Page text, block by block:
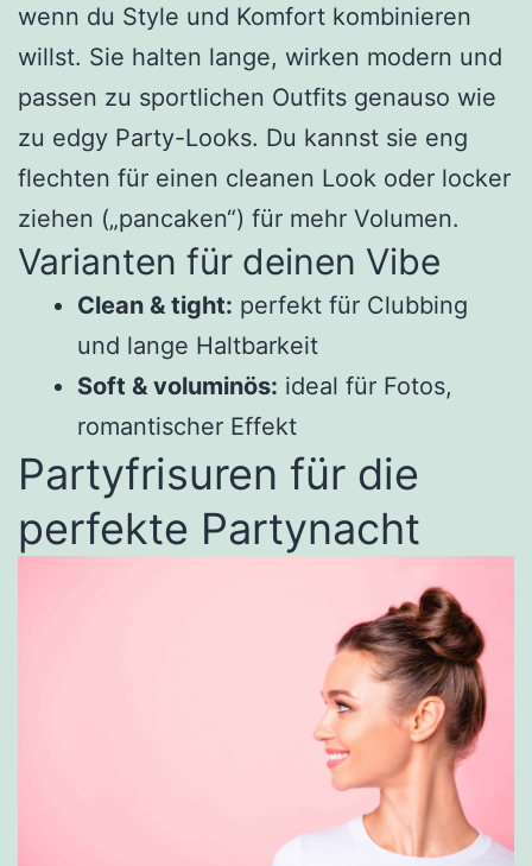
wenn du Style und Komfort kombinieren
willst. Sie halten lange, wirken modern und
passen zu sportlichen Outfits genauso wie
zu edgy Party-Looks. Du kannst sie eng
flechten für einen cleanen Look oder locker
ziehen („pancaken“) für mehr Volumen.
Varianten für deinen Vibe
Clean & tight: perfekt für Clubbing
und lange Haltbarkeit
Soft & voluminös: ideal für Fotos,
romantischer Effekt
Partyfrisuren für die
perfekte Partynacht